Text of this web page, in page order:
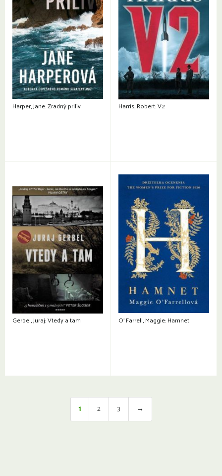
Harper, Jane: Zradný príliv Harris, Robert: V2
Gerbel, Juraj: Vtedy a tam O’ Farrell, Maggie: Hamnet
1 2 3 →